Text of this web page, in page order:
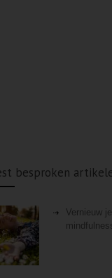
besproken
Vernieuw